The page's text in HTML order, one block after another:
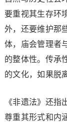
要重视其生存环
外，还要维护那
体，庙会管理者
的整体性。传承
的文化，如果脱
《非遗法》还指
尊重其形式和内